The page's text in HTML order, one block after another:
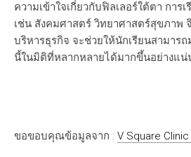
ความเข้าใจเกี่ยวกับฟิลเลอร์ใต้ตา การ
เช่น สังคมศาสตร์ วิทยาศาสตร์สุขภาพ
บริหารธุรกิจ จะช่วยให้นักเรียนสามารถ
นี้ในมิติที่หลากหลายได้มากขึ้นอย่างแ
ขอขอบคุณข้อมูลจาก : V Square